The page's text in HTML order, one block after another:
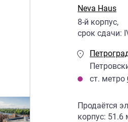
Neva Haus
8-й корпус,
срок сдачи:
ст. метро
Продаётся
корпус: 51.6